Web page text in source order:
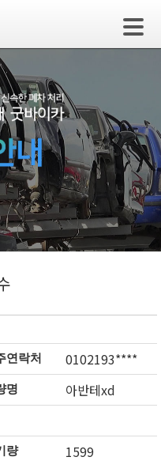
연락처 0102193****
명 아반테xd
량 1599